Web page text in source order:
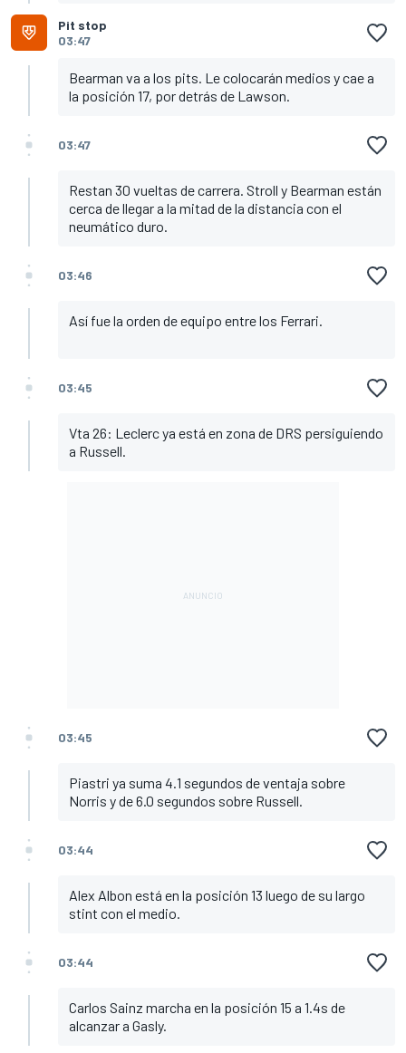
Pit stop
03:47
Bearman va a los pits. Le colocarán medios y cae a
la posición 17, por detrás de Lawson.
03:47
Restan 30 vueltas de carrera. Stroll y Bearman están
cerca de llegar a la mitad de la distancia con el
neumático duro.
03:46
Así fue la orden de equipo entre los Ferrari.
03:45
Vta 26: Leclerc ya está en zona de DRS persiguiendo
a Russell.
03:45
Piastri ya suma 4.1 segundos de ventaja sobre
Norris y de 6.0 segundos sobre Russell.
03:44
Alex Albon está en la posición 13 luego de su largo
stint con el medio.
03:44
Carlos Sainz marcha en la posición 15 a 1.4s de
alcanzar a Gasly.